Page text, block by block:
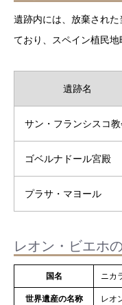
遺跡内には、放棄され
ており、スペイン植民地
遺跡名
サン・フランシスコ
ゴベルナドール宮殿
プラサ・マヨール
レオン・ビエホ
国名 ニカ
世界遺産の名称 レオ